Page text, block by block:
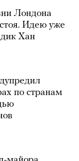
Лондона
стоя. Идею уже
Хан
по странам